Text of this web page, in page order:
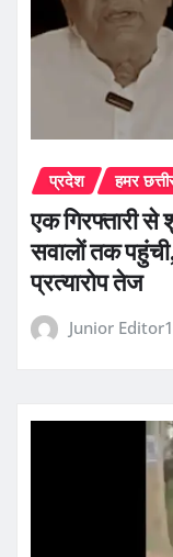
प्रदेश हमर
एक गिरफ्तारी
सवालों तक
प्रत्यारोप तेज
Junior Editor1